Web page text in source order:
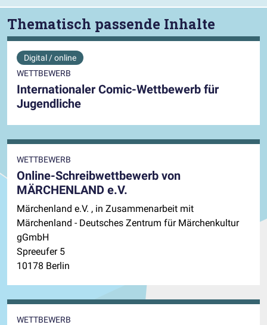
Thematisch passende Inhalte
Digital / online
WETTBEWERB
Internationaler Comic-Wettbewerb für
Jugendliche
WETTBEWERB
Online-Schreibwettbewerb von
MÄRCHENLAND e.V.
Märchenland e.V. , in Zusammenarbeit mit
Märchenland - Deutsches Zentrum für Märchenkultur
gGmbH
Spreeufer 5
10178 Berlin
WETTBEWERB